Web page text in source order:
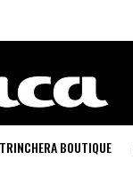
BOUTIQUE